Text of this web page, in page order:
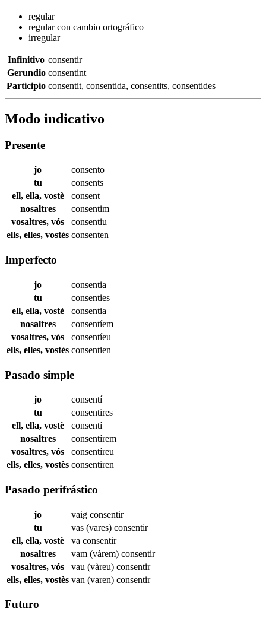
regular
regular con cambio ortográfico
irregular
Infinitivo consentir
Gerundio consentint
Participio consentit, consentida, consentits, consentides
Modo indicativo
Presente
jo
consento
tu
consents
ell, ella, vostè
consent
nosaltres
consentim
vosaltres, vós
consentiu
ells, elles, vostès consenten
Imperfecto
jo
consentia
tu
consenties
ell, ella, vostè
consentia
nosaltres
consentíem
vosaltres, vós
consentíeu
ells, elles, vostès consentien
Pasado simple
jo
consentí
tu
consentires
ell, ella, vostè
consentí
nosaltres
consentírem
vosaltres, vós
consentíreu
ells, elles, vostès consentiren
Pasado perifrástico
jo vaig consentir
tu
vas (vares) consentir
ell, ella, vostè
va consentir
nosaltres
vam (vàrem) consentir
vosaltres, vós
vau (vàreu) consentir
ells, elles, vostès van (varen) consentir
Futuro